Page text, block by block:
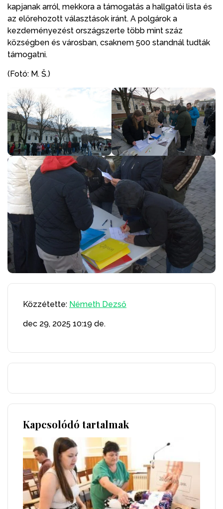
kapjanak arról, mekkora a támogatás a hallgatói lista és
az előrehozott választások iránt. A polgárok a
kezdeményezést országszerte több mint száz
községben és városban, csaknem 500 standnál tudták
támogatni.
(Fotó: M. Š.)
Közzétette: Németh Dezső
dec 29, 2025 10:19 de.
Kapcsolódó tartalmak